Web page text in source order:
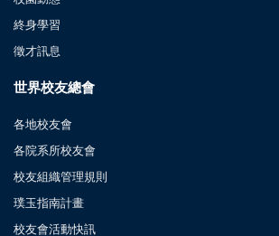
終身學習
徵才訊息
世界校友總會
各地校友會
各院系所校友會
校友組織管理規則
璞玉指南計畫
校友會活動快訊